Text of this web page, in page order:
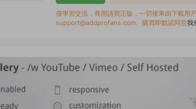
僅學習交流，商用請買正版，一切後果由下載用
support@addprofans.com。購買即默認同意我